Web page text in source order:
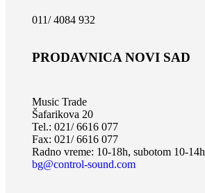
011/ 4084 932
PRODAVNICA NOVI SAD
Music Trade
Šafarikova 20
Tel.: 021/ 6616 077
Fax: 021/ 6616 077
Radno vreme: 10-18h, subotom 10-14h
bg@control-sound.com